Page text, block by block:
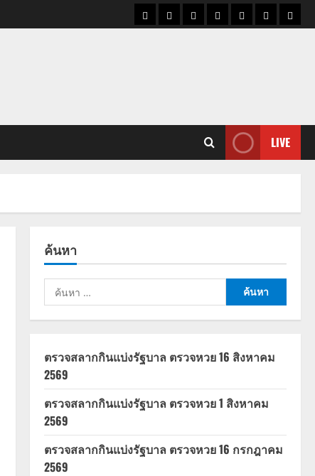
ราคาแนว
ข่าว
ข่าว
ดูด
ที่
ผู้ชา
LIVE
ค้นหา
ค้นหา
สำหรับ:
ตรวจสลากกินแบ่งรัฐบาล ตรวจหวย 16 สิงหาคม
2569
ตรวจสลากกินแบ่งรัฐบาล ตรวจหวย 1 สิงหาคม
2569
ตรวจสลากกินแบ่งรัฐบาล ตรวจหวย 16 กรกฎาคม
2569